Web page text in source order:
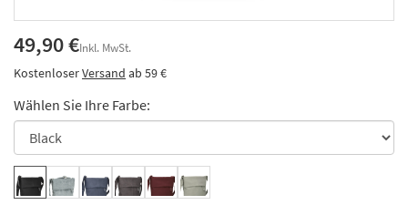
49,90 €Inkl. MwSt.
KostenloserVersand ab 59 €
Wählen Sie Ihre Farbe: